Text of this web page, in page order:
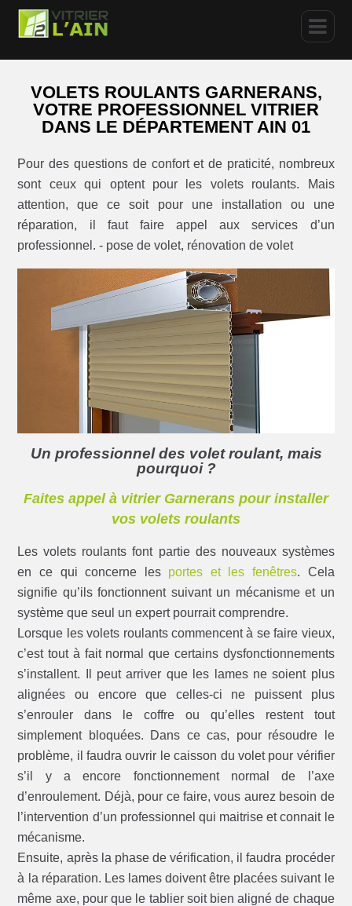
VOLETS ROULANTS GARNERANS,
VOTRE PROFESSIONNEL VITRIER
DANS LE DÉPARTEMENT AIN 01
Pour des questions de confort et de praticité, nombreux
sont ceux qui optent pour les volets roulants. Mais
attention, que ce soit pour une installation ou une
réparation, il faut faire appel aux services d’un
professionnel. - pose de volet, rénovation de volet
Un professionnel des volet roulant, mais
pourquoi ?
Faites appel à vitrier Garnerans pour installer
vos volets roulants
Les volets roulants font partie des nouveaux systèmes
en ce qui concerne les portes et les fenêtres. Cela
signifie qu’ils fonctionnent suivant un mécanisme et un
système que seul un expert pourrait comprendre.
Lorsque les volets roulants commencent à se faire vieux,
c’est tout à fait normal que certains dysfonctionnements
s’installent. Il peut arriver que les lames ne soient plus
alignées ou encore que celles-ci ne puissent plus
s’enrouler dans le coffre ou qu’elles restent tout
simplement bloquées. Dans ce cas, pour résoudre le
problème, il faudra ouvrir le caisson du volet pour vérifier
s’il y a encore fonctionnement normal de l’axe
d’enroulement. Déjà, pour ce faire, vous aurez besoin de
l’intervention d’un professionnel qui maitrise et connait le
mécanisme.
Ensuite, après la phase de vérification, il faudra procéder
à la réparation. Les lames doivent être placées suivant le
même axe, pour que le tablier soit bien aligné de chaque